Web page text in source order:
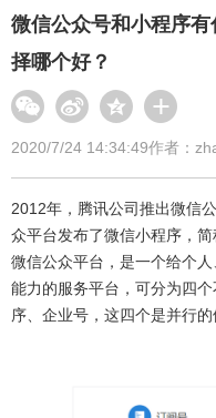
微信公众号和小程序
择哪个好？
作者：
2020/7/24 14:34:49
2012年，腾讯公司推出微信
众平台发布了微信小程序，简
微信公众平台，是一个给个
能力的服务平台，可分为四
序、企业号，这四个是并行的